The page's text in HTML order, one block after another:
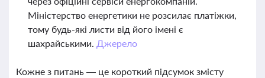
Міністерство енергетики не розсилає платіжки,
тому будь-які листи від його імені є
шахрайськими. Джерело
Кожне з питань — це короткий підсумок змісту